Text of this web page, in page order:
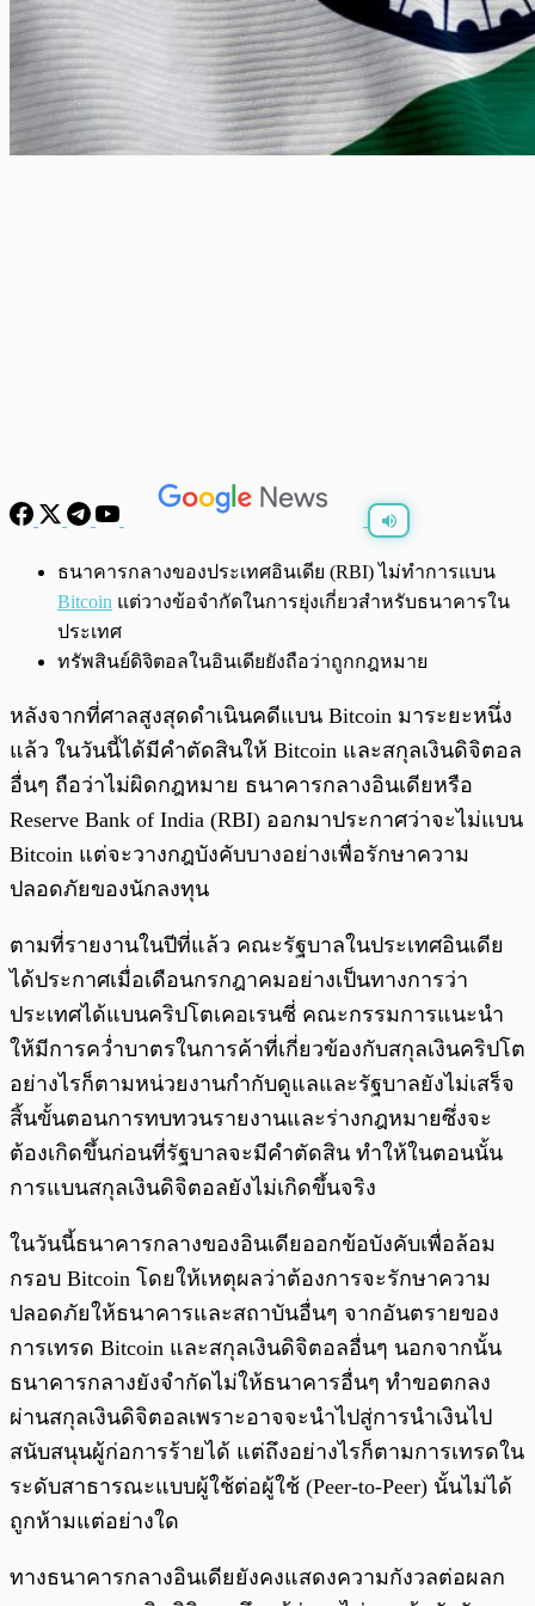
พร้อมเล่น 0:00/0:00
ธนาคารกลางของประเทศอินเดีย (RBI) ไม่ทำการแบน
Bitcoin แต่วางข้อจำกัดในการยุ่งเกี่ยวสำหรับธนาคารใน
ประเทศ
ทรัพสินย์ดิจิตอลในอินเดียยังถือว่าถูกกฎหมาย
หลังจากที่ศาลสูงสุดดำเนินคดีแบน Bitcoin มาระยะหนึ่ง
แล้ว ในวันนี้ได้มีคำตัดสินให้ Bitcoin และสกุลเงินดิจิตอล
อื่นๆ ถือว่าไม่ผิดกฎหมาย ธนาคารกลางอินเดียหรือ
Reserve Bank of India (RBI) ออกมาประกาศว่าจะไม่แบน
Bitcoin แต่จะวางกฎบังคับบางอย่างเพื่อรักษาความ
ปลอดภัยของนักลงทุน
ตามที่รายงานในปีที่แล้ว คณะรัฐบาลในประเทศอินเดีย
ได้ประกาศเมื่อเดือนกรกฎาคมอย่างเป็นทางการว่า
ประเทศได้แบนคริปโตเคอเรนซี่ คณะกรรมการแนะนำ
ให้มีการคว่ำบาตรในการค้าที่เกี่ยวข้องกับสกุลเงินคริปโต
อย่างไรก็ตามหน่วยงานกำกับดูแลและรัฐบาลยังไม่เสร็จ
สิ้นขั้นตอนการทบทวนรายงานและร่างกฎหมายซึ่งจะ
ต้องเกิดขึ้นก่อนที่รัฐบาลจะมีคำตัดสิน ทำให้ในตอนนั้น
การแบนสกุลเงินดิจิตอลยังไม่เกิดขึ้นจริง
ในวันนี้ธนาคารกลางของอินเดียออกข้อบังคับเพื่อล้อม
กรอบ Bitcoin โดยให้เหตุผลว่าต้องการจะรักษาความ
ปลอดภัยให้ธนาคารและสถาบันอื่นๆ จากอันตรายของ
การเทรด Bitcoin และสกุลเงินดิจิตอลอื่นๆ นอกจากนั้น
ธนาคารกลางยังจำกัดไม่ให้ธนาคารอื่นๆ ทำขอตกลง
ผ่านสกุลเงินดิจิตอลเพราะอาจจะนำไปสู่การนำเงินไป
สนับสนุนผู้ก่อการร้ายได้ แต่ถึงอย่างไรก็ตามการเทรดใน
ระดับสาธารณะแบบผู้ใช้ต่อผู้ใช้ (Peer-to-Peer) นั้นไม่ได้
ถูกห้ามแต่อย่างใด
ทางธนาคารกลางอินเดียยังคงแสดงความกังวลต่อผลก